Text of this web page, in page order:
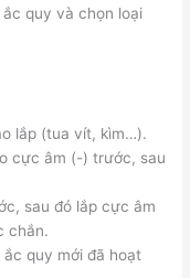
quy và chọn loại
lắp (tua vít, kìm…).
cực âm (-) trước, sau
sau đó lắp cực âm
chắn.
ắc quy mới đã hoạt